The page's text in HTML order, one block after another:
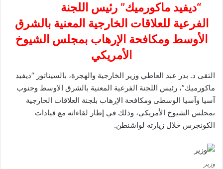
“ديفيد ماكورميك” رئيس اللجنة
الفرعية للعلاقات الخارجية المعنية بالشرق
الأوسط ومكافحة الإرهاب بمجلس الشيوخ
الأمريكي
التقى د. بدر عبد العاطي وزير الخارجية والهجرة، بالسيناتور “ديفيد
ماكورميك”، رئيس اللجنة الفرعية المعنية بالشرق الاوسط وجنوب
آسيا وآسيا الوسطى ومكافحة الإرهاب بلجنة العلاقات الخارجية
بمجلس الشيوخ الأمريكي، وذلك في إطار لقاءاته مع قيادات
الكونجرس خلال زيارته لواشنطن.
وزير